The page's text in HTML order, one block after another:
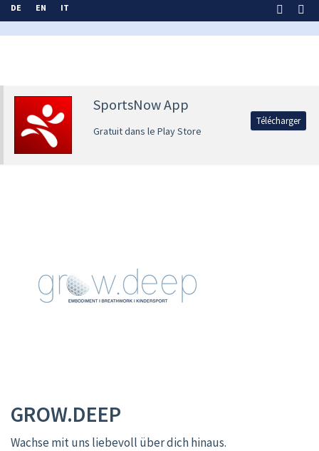
DE EN IT
SportsNow App
Gratuit dans le Play Store
Télécharger
GROW.DEEP
Wachse mit uns liebevoll über dich hinaus.